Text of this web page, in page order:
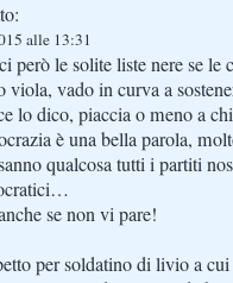
alle 13:31
però le solite liste nere se le
viola, vado in curva a
lo dico, piaccia o meno a
è una bella parola,
qualcosa tutti i partiti
se non vi pare!
per soldatino di livio a